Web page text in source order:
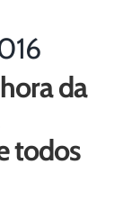
da
todos